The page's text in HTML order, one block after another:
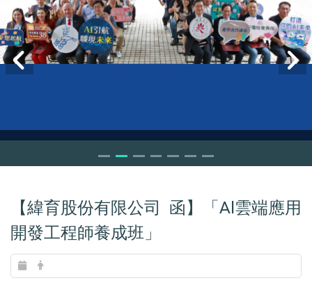
【緯育股份有限公司 函】「Al雲端應用
開發工程師養成班」